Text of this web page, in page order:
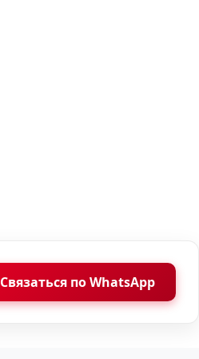
Связаться по WhatsApp